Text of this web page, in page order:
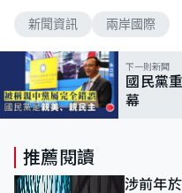
新聞資訊 兩岸國際
下一則新聞
國民黨
幕
推薦閱讀
涉前年